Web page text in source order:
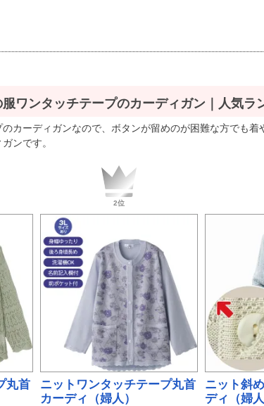
ワンタッチテープのカーディガン｜人気ラ
カーディガンなので、ボタンが留めのが困難な方でも
ンです。
丸首
ニットワンタッチテープ丸首
カーディ（婦人）
ニット斜
ディ（婦人